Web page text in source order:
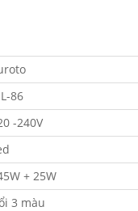
86
-240V
+ 25W
3 màu